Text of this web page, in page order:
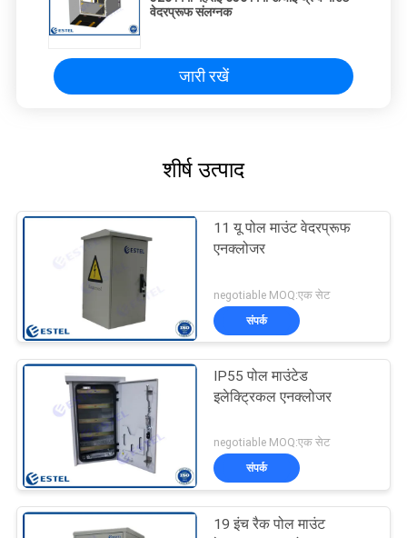
वेदरप्रूफ संलग्नक
जारी रखें
शीर्ष उत्पाद
11 यू पोल माउंट वेदरप्रूफ
एनक्लोजर
negotiable MOQ:एक सेट
संपर्क
IP55 पोल माउंटेड
इलेक्ट्रिकल एनक्लोजर
negotiable MOQ:एक सेट
संपर्क
19 इंच रैक पोल माउंट